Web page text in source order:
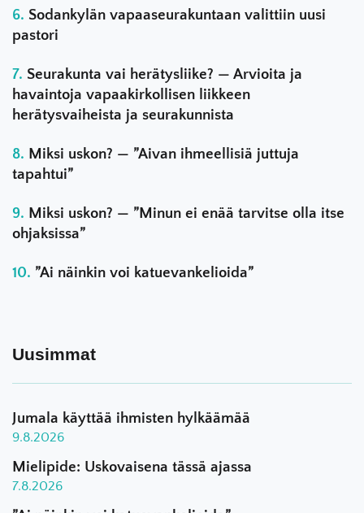
Sodankylän vapaaseurakuntaan valittiin uusi
pastori
Seurakunta vai herätysliike? — Arvioita ja
havaintoja vapaakirkollisen liikkeen
herätysvaiheista ja seurakunnista
Miksi uskon? — ”Aivan ihmeellisiä juttuja
tapahtui”
Miksi uskon? — ”Minun ei enää tarvitse olla itse
ohjaksissa”
”Ai näinkin voi katuevankelioida”
Uusimmat
Jumala käyttää ihmisten hylkäämää
9.8.2026
Mielipide: Uskovaisena tässä ajassa
7.8.2026